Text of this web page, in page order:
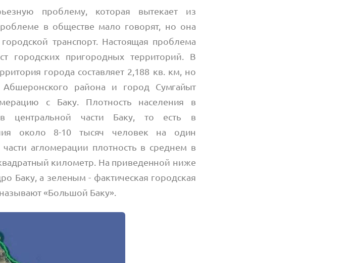
проблему, которая вытекает из
в обществе мало говорят, но она
транспорт. Настоящая проблема
городских пригородных территорий. В
города составляет 2,188 кв. км, но
района и город Сумгайыт
с Баку. Плотность населения в
центральной части Баку, то есть в
около 8-10 тысяч человек на один
агломерации плотность в среднем в
километр. На приведенной ниже
Баку, а зеленым - фактическая городская
«Большой Баку».